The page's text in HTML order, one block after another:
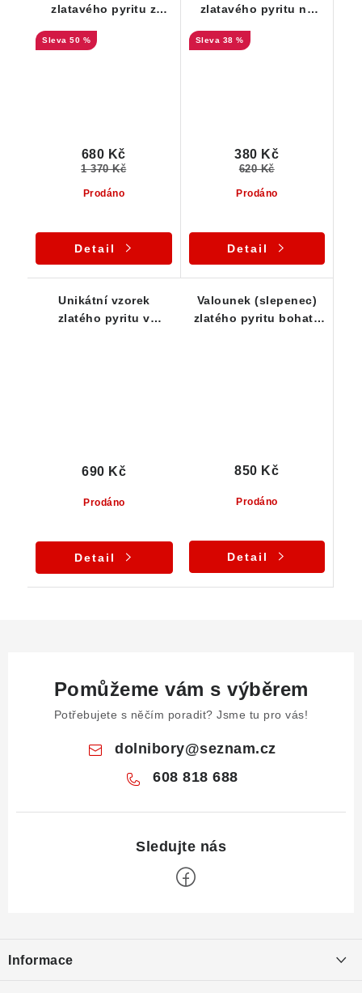
zlatavého pyritu z
Vysočina
50 %
Prodáno
680 Kč
1 370 Kč
Detail
zlatavého pyritu na
38 %
Prodáno
380 Kč
620 Kč
Detail
Unikátní vzorek
zlatého pyritu v
Prodáno
690 Kč
Detail
Valounek (slepenec)
zlatého pyritu bohatě
Prodáno
850 Kč
Detail
Pomůžeme vám s výběrem
Potřebujete s něčím poradit? Jsme tu pro vás!
dolnibory@seznam.cz
608 818 688
pInformace